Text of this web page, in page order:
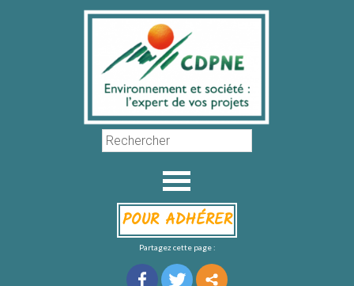
POUR ADHÉRER
Partagez cette page :